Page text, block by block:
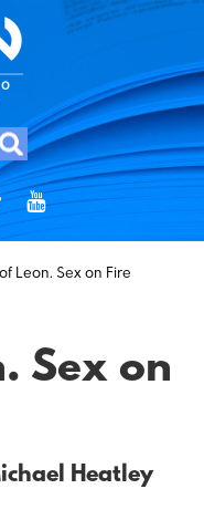
Leon. Sex on Fire
Sex on
Heatley